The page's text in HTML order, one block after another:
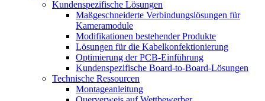
Kundenspezifische Lösungen
Maßgeschneiderte Verbindungslösungen für
Kameramodule
Modifikationen bestehender Produkte
Lösungen für die Kabelkonfektionierung
Optimierung der PCB-Einführung
Kundenspezifische Board-to-Board-Lösungen
Technische Ressourcen
Montageanleitung